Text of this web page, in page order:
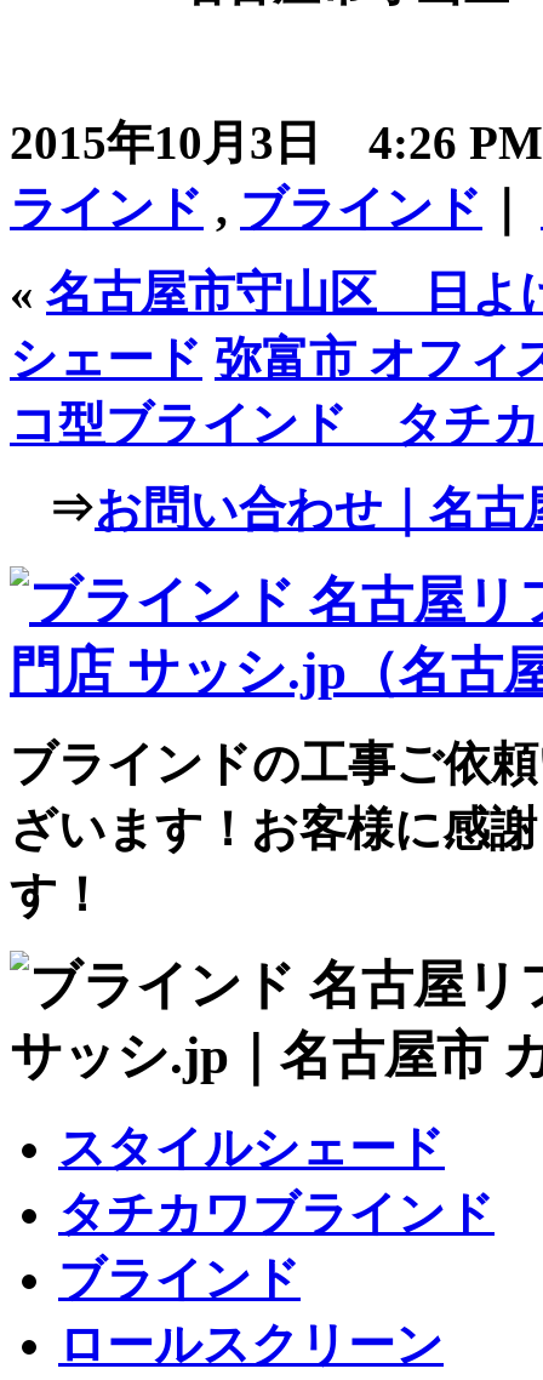
2015年10月3日 4:26
ラインド , ブラインド
« 名古屋市守山区 日よ
シェード 弥富市 オフ
コ型ブラインド タチ
⇒お問い合わせ｜名
ブラインドの工事ご依
ざいます！お客様に感
す！
スタイルシェード
タチカワブラインド
ブラインド
ロールスクリーン